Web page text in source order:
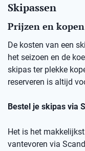
Skipassen
Prijzen en
De kosten van een
het seizoen en de
skipas ter plekke
reserveren is altijd
Bestel je skipas via
Het is het
vantevoren via